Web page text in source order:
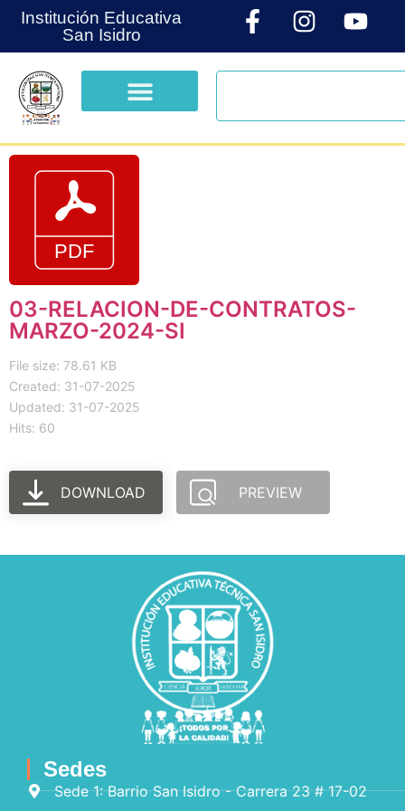
Institución Educativa
San Isidro
03-RELACION-DE-CONTRATOS-
MARZO-2024-SI
File size: 78.61 KB
Created: 31-07-2025
Updated: 31-07-2025
Hits: 60
DOWNLOAD PREVIEW
Sedes
Sede 1: Barrio San Isidro - Carrera 23 # 17-02